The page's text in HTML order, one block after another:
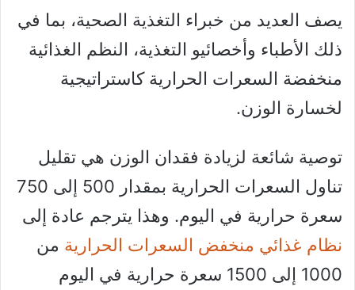
يصف العديد من خبراء التغذية الصحية، بما في
ذلك الأطباء وأخصائيو التغذية، النظم الغذائية
منخفضة السعرات الحرارية كاستراتيجية
لخسارة الوزن.
توصية شائعة لزيادة فقدان الوزن هي تقليل
تناول السعرات الحرارية بمقدار 500 إلى 750
سعرة حرارية في اليوم. وهذا يترجم عادة إلى
نظام غذائي منخفض السعرات الحرارية من
1000 إلى 1500 سعرة حرارية في اليوم